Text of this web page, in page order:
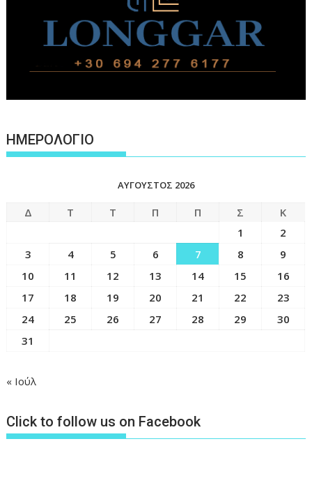
ΗΜΕΡΟΛΟΓΙΟ
ΑΎΓΟΥΣΤΟΣ 2026
Δ Τ Τ Π Π Σ
Κ
1
2
3
4 5 6 7 8
9
10
11 12 13 14 15
16
17
18 19 20 21 22
23
24
25 26 27 28 29
30
31
« Ιούλ
Click to follow us on Facebook